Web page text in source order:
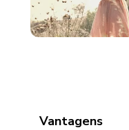
Vantagens